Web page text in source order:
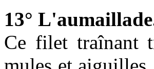
13°
Ce filet traînant